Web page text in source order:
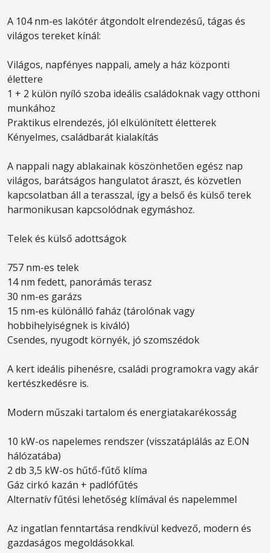
A 104 nm-es lakótér átgondolt elrendezésű, tágas és
világos tereket kínál:
Világos, napfényes nappali, amely a ház központi
élettere
1 + 2 külön nyíló szoba ideális családoknak vagy otthoni
munkához
Praktikus elrendezés, jól elkülönített életterek
Kényelmes, családbarát kialakítás
A nappali nagy ablakainak köszönhetően egész nap
világos, barátságos hangulatot áraszt, és közvetlen
kapcsolatban áll a terasszal, így a belső és külső terek
harmonikusan kapcsolódnak egymáshoz.
Telek és külső adottságok
757 nm-es telek
14 nm fedett, panorámás terasz
30 nm-es garázs
15 nm-es különálló faház (tárolónak vagy
hobbihelyiségnek is kiváló)
Csendes, nyugodt környék, jó szomszédok
A kert ideális pihenésre, családi programokra vagy akár
kertészkedésre is.
Modern műszaki tartalom és energiatakarékosság
10 kW-os napelemes rendszer (visszatáplálás az E.ON
hálózatába)
2 db 3,5 kW-os hűtő-fűtő klíma
Gáz cirkó kazán + padlófűtés
Alternatív fűtési lehetőség klímával és napelemmel
Az ingatlan fenntartása rendkívül kedvező, modern és
gazdaságos megoldásokkal.